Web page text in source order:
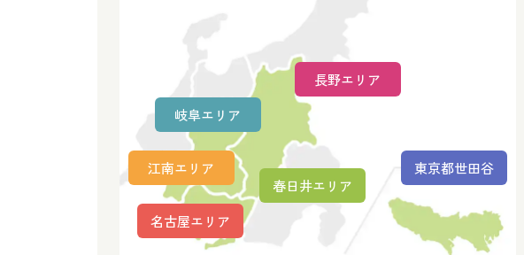
名古屋エリア
江南エリア
春日井エリア
岐阜エリア
長野エリア
東京都世田谷